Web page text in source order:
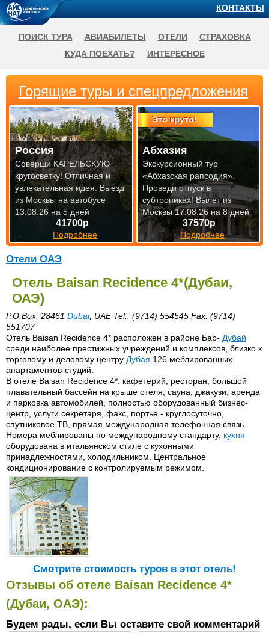
Отели ОАЭ
Отель Baisan Recidence 4*(Дубаи,
ОАЭ)
P.O.Box: 28461 Dubai, UAE Tel.: (9714) 554545 Fax: (9714)
551707
Отель Baisan Recidence 4* расположен в районе Бар- Дубай
среди наиболее престижных учреждений и комплексов, близко к
торговому и деловому центру Дубая .126 меблированных
апартаментов-студий.
В отеле Baisan Recidence 4*: кафетерий, ресторан, большой
плавательный бассейн на крыше отеля, сауна, джакузи, аренда
и парковка автомобилей, полностью оборудованный бизнес-
центр, услуги секретаря, факс, портье - круглосуточно,
спутниковое ТВ, прямая международная телефонная связь.
Номера меблированы по международному стандарту, кухня
оборудована в итальянском стиле с кухонными
принадлежностями, холодильником. Центральное
кондиционирование с контролируемым режимом.
Cмотрите стоимость туров в этот отель!
Отзывы об отеле Baisan Recidence 4*
(Дубаи, ОАЭ):
Будем рады, если Вы оставите свой комментарий
Горящие туры и спецпредложения
41700р
Подробнее
Россия
Соверши КАРЕЛЬСКУЮ
кругосветку! Отличная и
увлекательная идея. Выезд
из Москвы на автобусе
13.08.26 на 5 дней
Это круто!
37570р
Подробнее
Абхазия
Экскурсионный тур
«Абхазская рапсодия».
Проведи отпуск в
субтропиках!Вылет из
Москвы 17.08.26 на 8 дней
КОНТАКТЫ
ПОИСК ТУРА АВИАБИЛЕТЫ ОТЕЛИ
СТРАХОВКА
КУДА ПОЕХАТЬ?
ИНТЕРЕСНОЕ